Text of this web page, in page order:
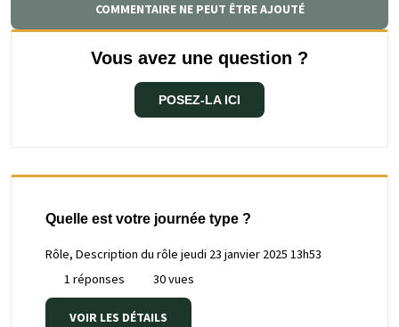
COMMENTAIRE NE PEUT ÊTRE AJOUTÉ
Vous avez une question ?
POSEZ-LA ICI
Quelle est votre journée type ?
Rôle, Description du rôle jeudi 23 janvier 2025 13h53
1 réponses
30 vues
VOIR LES DÉTAILS